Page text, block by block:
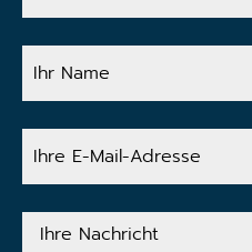
Ihr
Name
Ihre
E-
Adresse
Ihre
Nachricht